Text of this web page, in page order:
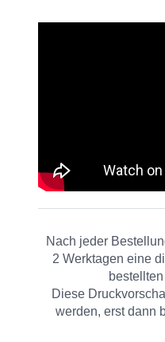
Nach jeder
2 Werktagen eine
Diese
werden, erst dann